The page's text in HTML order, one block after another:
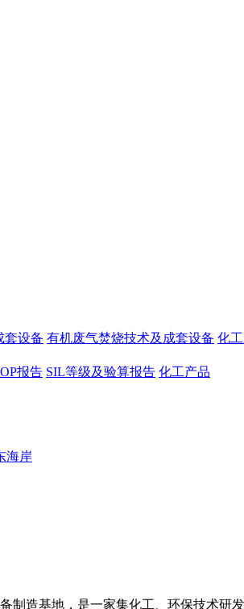
套设备 有机废气焚烧技术及成套设备 化
报告 SIL等级及验算报告 化工产品
海岸
造基地，是一家集化工、环保技术研